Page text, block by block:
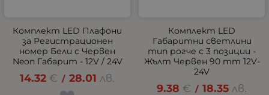
Комплект LED Плафони
за Регистрационен
номер Бели с Червен
Neon Габарит - 12V / 24V
14.32 € / 28.01 лв.
Комплект LED
Габаритни светлини
тип рогче с 3 позиции -
Жълт Червен 90 mm 12V-
24V
9.38 € / 18.35 лв.